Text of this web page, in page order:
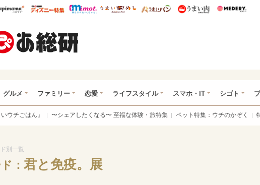
レぴあ総研ハピママ* ウレぴあ総研 ディズニー特集
mimot. うまいめし うまいパン うまい肉
グルメ ファミリー 恋愛 ライフスタイル スマホ・IT シゴト
ウチごはん』 〜シェアしたくなる〜 至福な体験・旅特集 ペット特集：ウチのかぞく
別一覧
： 君と免疫。展